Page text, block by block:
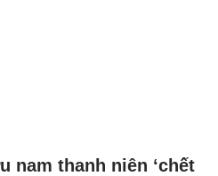
nam thanh niên ‘chết